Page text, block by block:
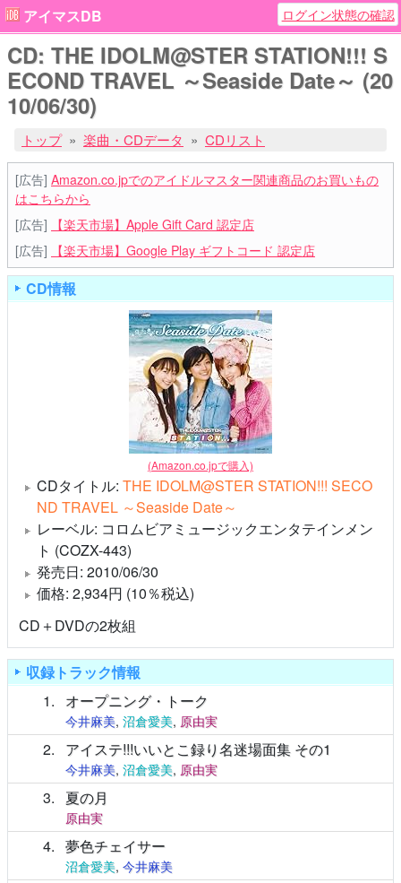
アイマスDB ログイン状態の確認
CD: THE IDOLM@STER STATION!!! S
ECOND TRAVEL ～Seaside Date～ (20
10/06/30)
トップ 楽曲・CDデータ CDリスト
[広告] Amazon.co.jpでのアイドルマスター関連商品のお買いもの
はこちらから
[広告]
【楽天市場】Apple Gift Card 認定店
[広告]
【楽天市場】Google Play ギフトコード 認定店
CD情報
(Amazon.co.jpで購入)
CDタイトル: THE IDOLM@STER STATION!!! SECO
ND TRAVEL ～Seaside Date～
レーベル: コロムビアミュージックエンタテインメン
ト (COZX-443)
発売日: 2010/06/30
価格: 2,934円 (10％税込)
CD＋DVDの2枚組
収録トラック情報
1
オープニング・トーク
今井麻美, 沼倉愛美, 原由実
2 アイステ!!!いいとこ録り名迷場面集 その1
今井麻美, 沼倉愛美, 原由実
3 夏の月
原由実
4 夢色チェイサー
沼倉愛美, 今井麻美